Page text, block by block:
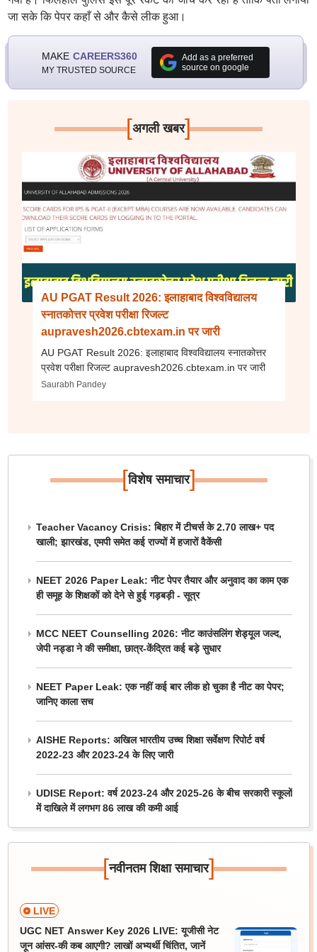
जा सके कि पेपर कहाँ से और कैसे लीक हुआ।
MAKE CAREERS360
MY TRUSTED SOURCE
Add as a preferred
source on google
[अगली खबर]
AU PGAT Result 2026: इलाहाबाद विश्वविद्यालय
स्नातकोत्तर प्रवेश परीक्षा रिजल्ट
aupravesh2026.cbtexam.in पर जारी
AU PGAT Result 2026: इलाहाबाद विश्वविद्यालय स्नातकोत्तर
प्रवेश परीक्षा रिजल्ट aupravesh2026.cbtexam.in पर जारी
Saurabh Pandey
[विशेष समाचार]
Teacher Vacancy Crisis: बिहार में टीचर्स के 2.70 लाख+ पद
खाली; झारखंड, एमपी समेत कई राज्यों में हजारों वैकेंसी
NEET 2026 Paper Leak: नीट पेपर तैयार और अनुवाद का काम एक
ही समूह के शिक्षकों को देने से हुई गड़बड़ी - सूत्र
MCC NEET Counselling 2026: नीट काउंसलिंग शेड्यूल जल्द,
जेपी नड्डा ने की समीक्षा, छात्र-केंद्रित कई बड़े सुधार
NEET Paper Leak: एक नहीं कई बार लीक हो चुका है नीट का पेपर;
जानिए काला सच
AISHE Reports: अखिल भारतीय उच्च शिक्षा सर्वेक्षण रिपोर्ट वर्ष
2022-23 और 2023-24 के लिए जारी
UDISE Report: वर्ष 2023-24 और 2025-26 के बीच सरकारी स्कूलों
में दाखिले में लगभग 86 लाख की कमी आई
[नवीनतम शिक्षा समाचार]
LIVE
UGC NET Answer Key 2026 LIVE: यूजीसी नेट
जून आंसर-की कब आएगी? लाखों अभ्यर्थी चिंतित, जानें